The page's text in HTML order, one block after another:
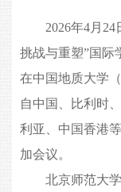
2026年4月
挑战与重塑”国际
在中国地质大学
自中国、比利时
利亚、中国香港
加会议。
北京师范大